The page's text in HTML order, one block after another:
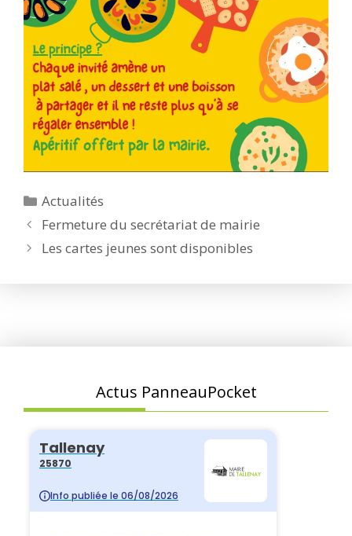
Catégories
Actualités
Fermeture du secrétariat de mairie
Les cartes jeunes sont disponibles
Actus PanneauPocket